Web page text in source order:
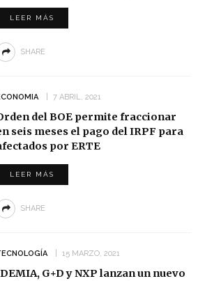
LEER MÁS
SHARE
7 ABRIL, 2021
del BOE permite fraccionar
seis meses el pago del IRPF para
por ERTE
LEER MÁS
SHARE
15 MARZO, 2021
G+D y NXP lanzan un nuevo